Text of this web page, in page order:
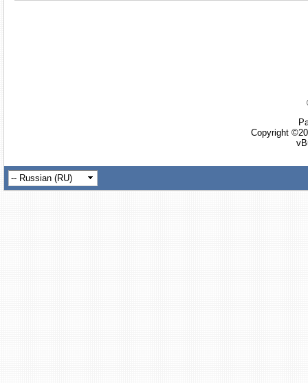
Copyright